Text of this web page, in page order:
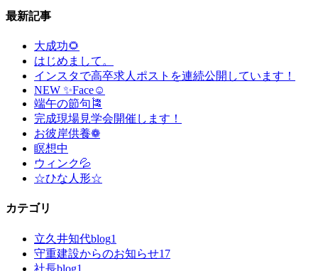
最新記事
大成功🌻
はじめまして。
インスタで高卒求人ポストを連続公開しています！
NEW ✨Face☺
端午の節句🎏
完成現場見学会開催します！
お彼岸供養❁
瞑想中
ウィンク💦
☆ひな人形☆
カテゴリ
立久井知代blog1
守重建設からのお知らせ17
社長blog1